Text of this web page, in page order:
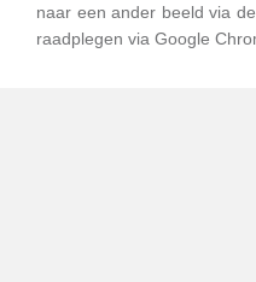
naar een ander beeld via
raadplegen via Google